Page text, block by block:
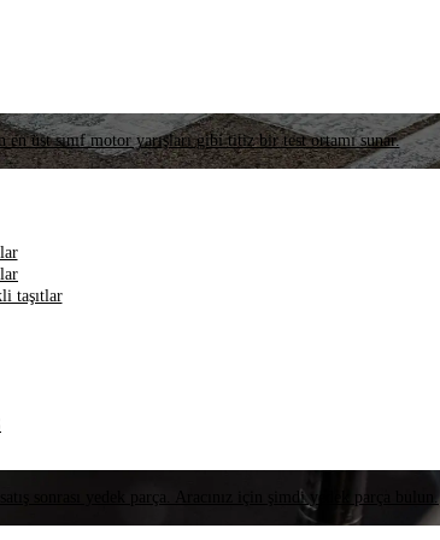
üst sınıf motor yarışları gibi titiz bir test ortamı sunar.
taşıtlar
sonrası yedek parça. Aracınız için şimdi yedek parça bulun.